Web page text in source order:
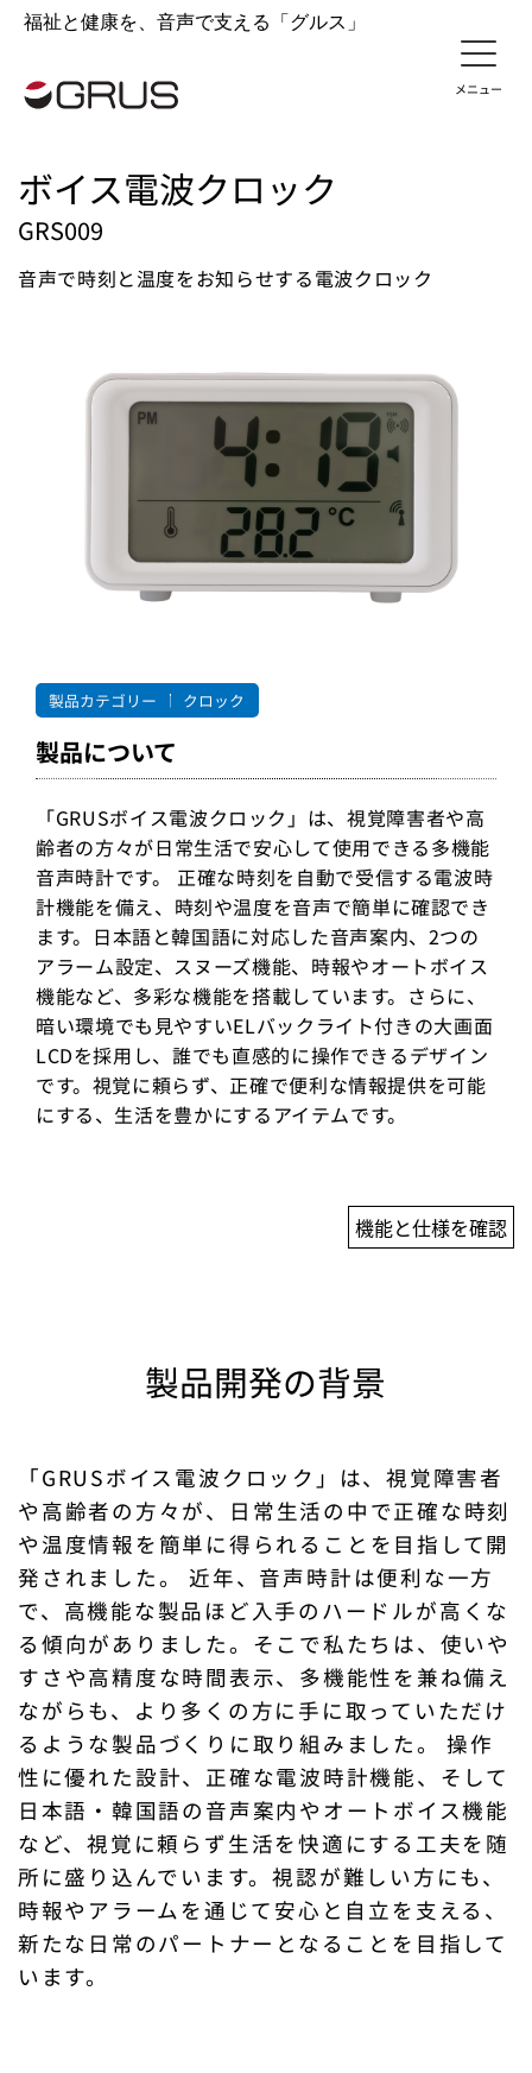
福祉と健康を、音声で支える「グルス」
ボイス電波クロック
GRS009
音声で時刻と温度をお知らせする電波クロック
製品カテゴリー クロック
製品について
「GRUSボイス電波クロック」は、視覚障害者や高
齢者の方々が日常生活で安心して使用できる多機能
音声時計です。 正確な時刻を自動で受信する電波時
計機能を備え、時刻や温度を音声で簡単に確認でき
ます。日本語と韓国語に対応した音声案内、2つの
アラーム設定、スヌーズ機能、時報やオートボイス
機能など、多彩な機能を搭載しています。さらに、
暗い環境でも見やすいELバックライト付きの大画面
LCDを採用し、誰でも直感的に操作できるデザイン
です。視覚に頼らず、正確で便利な情報提供を可能
にする、生活を豊かにするアイテムです。
機能と仕様を確認
製品開発の背景
「GRUSボイス電波クロック」は、視覚障害者
や高齢者の方々が、日常生活の中で正確な時刻
や温度情報を簡単に得られることを目指して開
発されました。 近年、音声時計は便利な一方
で、高機能な製品ほど入手のハードルが高くな
る傾向がありました。そこで私たちは、使いや
すさや高精度な時間表示、多機能性を兼ね備え
ながらも、より多くの方に手に取っていただけ
るような製品づくりに取り組みました。 操作
性に優れた設計、正確な電波時計機能、そして
日本語・韓国語の音声案内やオートボイス機能
など、視覚に頼らず生活を快適にする工夫を随
所に盛り込んでいます。視認が難しい方にも、
時報やアラームを通じて安心と自立を支える、
新たな日常のパートナーとなることを目指して
います。